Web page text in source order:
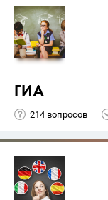
ГИА
214 вопросов